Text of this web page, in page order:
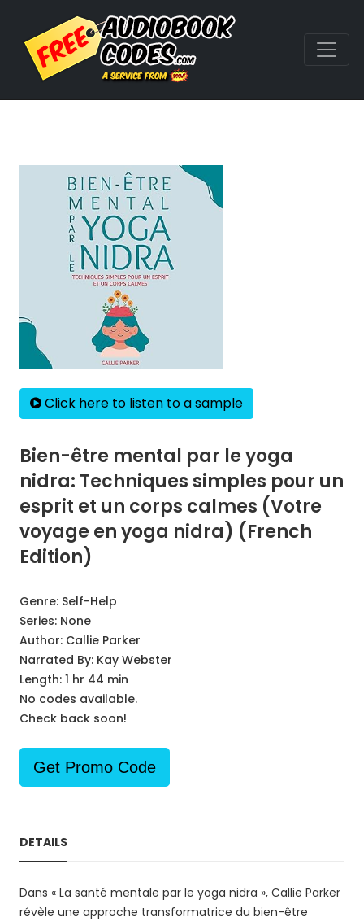
Click here to listen to a sample
Bien-être mental par le yoga
nidra: Techniques simples pour un
esprit et un corps calmes (Votre
voyage en yoga nidra) (French
Edition)
Genre: Self-Help
Series: None
Author: Callie Parker
Narrated By: Kay Webster
Length: 1 hr 44 min
No codes available.
Check back soon!
Get Promo Code
DETAILS
Dans « La santé mentale par le yoga nidra », Callie Parker
révèle une approche transformatrice du bien-être